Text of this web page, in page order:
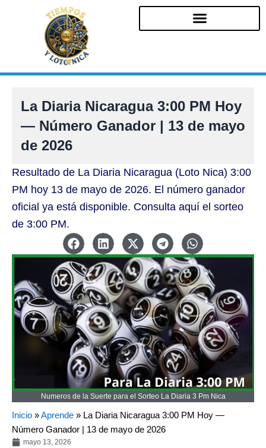
La Diaria Nicaragua 3:00 PM Hoy
— Número Ganador | 13 de mayo
de 2026
Resultado de La Diaria Nicaragua (Loto Nica) 3:00
PM hoy 13 de mayo de 2026. El número ganador
oficial ya está disponible. Consulta aquí el sorteo
de 3:00 PM.
Numeros de la Suerte para el Sorteo La Diaria 3 Pm Nica
Inicio »Aprende » La Diaria Nicaragua 3:00 PM Hoy —
Número Ganador | 13 de mayo de 2026
mayo 13, 2026